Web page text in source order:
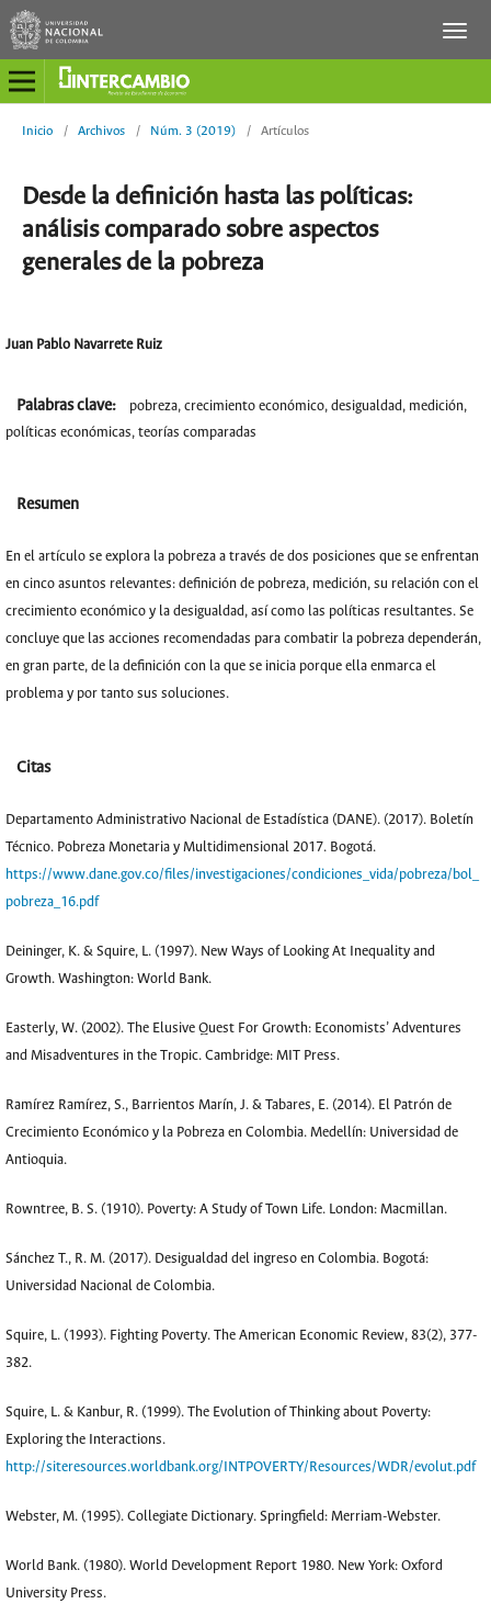
Inicio / Archivos / Núm. 3 (2019) / Artículos
Desde la definición hasta las políticas:
análisis comparado sobre aspectos
generales de la pobreza
Juan Pablo Navarrete Ruiz
Palabras clave:
pobreza, crecimiento económico, desigualdad, medición,
políticas económicas, teorías comparadas
Resumen
En el artículo se explora la pobreza a través de dos posiciones que se enfrentan
en cinco asuntos relevantes: definición de pobreza, medición, su relación con el
crecimiento económico y la desigualdad, así como las políticas resultantes. Se
concluye que las acciones recomendadas para combatir la pobreza dependerán,
en gran parte, de la definición con la que se inicia porque ella enmarca el
problema y por tanto sus soluciones.
Citas
Departamento Administrativo Nacional de Estadística (DANE). (2017). Boletín
Técnico. Pobreza Monetaria y Multidimensional 2017. Bogotá.
https://www.dane.gov.co/files/investigaciones/condiciones_vida/pobreza/bol_
pobreza_16.pdf
Deininger, K. & Squire, L. (1997). New Ways of Looking At Inequality and
Growth. Washington: World Bank.
Easterly, W. (2002). The Elusive Quest For Growth: Economists’ Adventures
and Misadventures in the Tropic. Cambridge: MIT Press.
Ramírez Ramírez, S., Barrientos Marín, J. & Tabares, E. (2014). El Patrón de
Crecimiento Económico y la Pobreza en Colombia. Medellín: Universidad de
Antioquia.
Rowntree, B. S. (1910). Poverty: A Study of Town Life. London: Macmillan.
Sánchez T., R. M. (2017). Desigualdad del ingreso en Colombia. Bogotá:
Universidad Nacional de Colombia.
Squire, L. (1993). Fighting Poverty. The American Economic Review, 83(2), 377-
382.
Squire, L. & Kanbur, R. (1999). The Evolution of Thinking about Poverty:
Exploring the Interactions.
http://siteresources.worldbank.org/INTPOVERTY/Resources/WDR/evolut.pdf
Webster, M. (1995). Collegiate Dictionary. Springfield: Merriam-Webster.
World Bank. (1980). World Development Report 1980. New York: Oxford
University Press.